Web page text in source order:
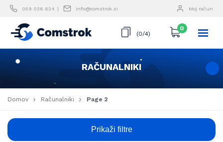
Skip
content
059 036 624 info@comstrok.si Moj račun
(0/4)
0
RAČUNALNIKI
Domov Računalniki Page 2
Prikaži filtre